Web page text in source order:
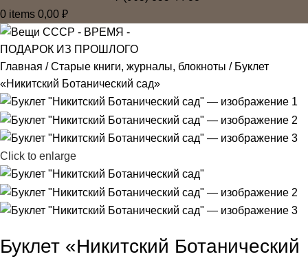
0 items 0,00 ₽
Главная Старые книги, журналы, блокноты
Буклет
«Никитский Ботанический сад»
Click to enlarge
Буклет «Никитский Ботанический